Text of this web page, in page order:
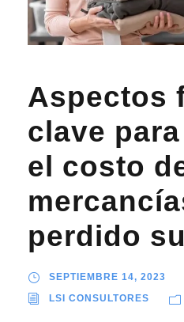
Aspectos
clave
el costo
perdido
SEPTIEMBRE 14, 2023
LSI CONSULTORES